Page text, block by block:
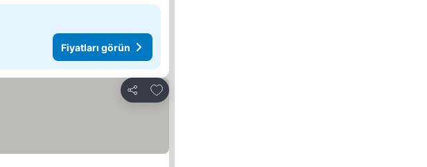
Fiyatları görün
Paylaş
Favorilerime ekle